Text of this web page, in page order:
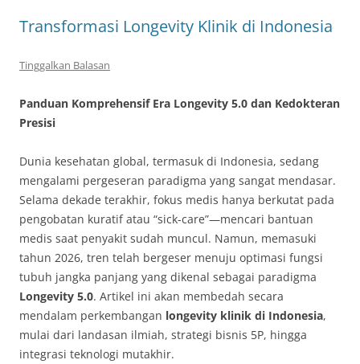
Transformasi Longevity Klinik di Indonesia
Tinggalkan Balasan
Panduan Komprehensif Era Longevity 5.0 dan Kedokteran
Presisi
Dunia kesehatan global, termasuk di Indonesia, sedang
mengalami pergeseran paradigma yang sangat mendasar.
Selama dekade terakhir, fokus medis hanya berkutat pada
pengobatan kuratif atau “sick-care”—mencari bantuan
medis saat penyakit sudah muncul. Namun, memasuki
tahun 2026, tren telah bergeser menuju optimasi fungsi
tubuh jangka panjang yang dikenal sebagai paradigma
Longevity 5.0. Artikel ini akan membedah secara
mendalam perkembangan longevity klinik di Indonesia,
mulai dari landasan ilmiah, strategi bisnis 5P, hingga
integrasi teknologi mutakhir.